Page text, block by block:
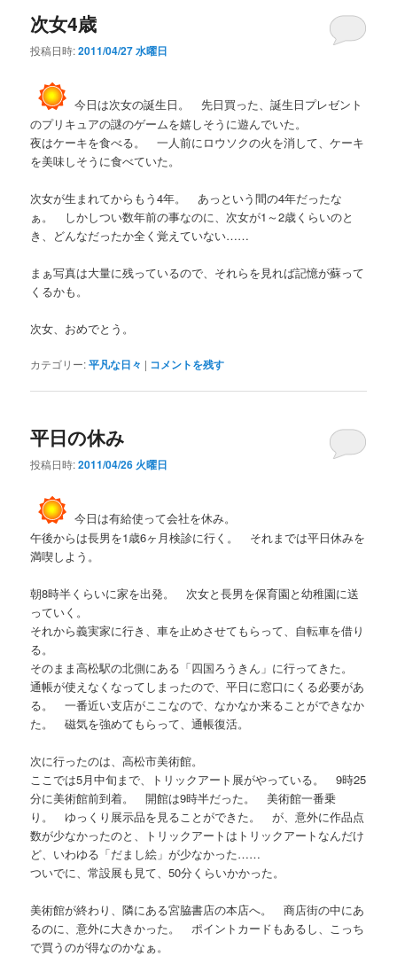
次女4歳
投稿日時:2011/04/27 水曜日
今日は次女の誕生日。 先日買った、誕生日プレゼント
のプリキュアの謎のゲームを嬉しそうに遊んでいた。
夜はケーキを食べる。 一人前にロウソクの火を消して、ケーキ
を美味しそうに食べていた。
次女が生まれてからもう4年。 あっという間の4年だったな
ぁ。 しかしつい数年前の事なのに、次女が1～2歳くらいのと
き、どんなだったか全く覚えていない……
まぁ写真は大量に残っているので、それらを見れば記憶が蘇って
くるかも。
次女、おめでとう。
カテゴリー:平凡な日々 | コメントを残す
平日の休み
投稿日時:2011/04/26 火曜日
今日は有給使って会社を休み。
午後からは長男を1歳6ヶ月検診に行く。 それまでは平日休みを
満喫しよう。
朝8時半くらいに家を出発。 次女と長男を保育園と幼稚園に送
っていく。
それから義実家に行き、車を止めさせてもらって、自転車を借り
る。
そのまま高松駅の北側にある「四国ろうきん」に行ってきた。
通帳が使えなくなってしまったので、平日に窓口にくる必要があ
る。 一番近い支店がここなので、なかなか来ることができなか
た。 磁気を強めてもらって、通帳復活。
次に行ったのは、高松市美術館。
ここでは5月中旬まで、トリックアート展がやっている。 9時25
分に美術館前到着。 開館は9時半だった。 美術館一番乗
り。 ゆっくり展示品を見ることができた。 が、意外に作品点
数が少なかったのと、トリックアートはトリックアートなんだけ
ど、いわゆる「だまし絵」が少なかった……
ついでに、常設展も見て、50分くらいかかった。
美術館が終わり、隣にある宮脇書店の本店へ。 商店街の中にあ
るのに、意外に大きかった。 ポイントカードもあるし、こっち
で買うのが得なのかなぁ。